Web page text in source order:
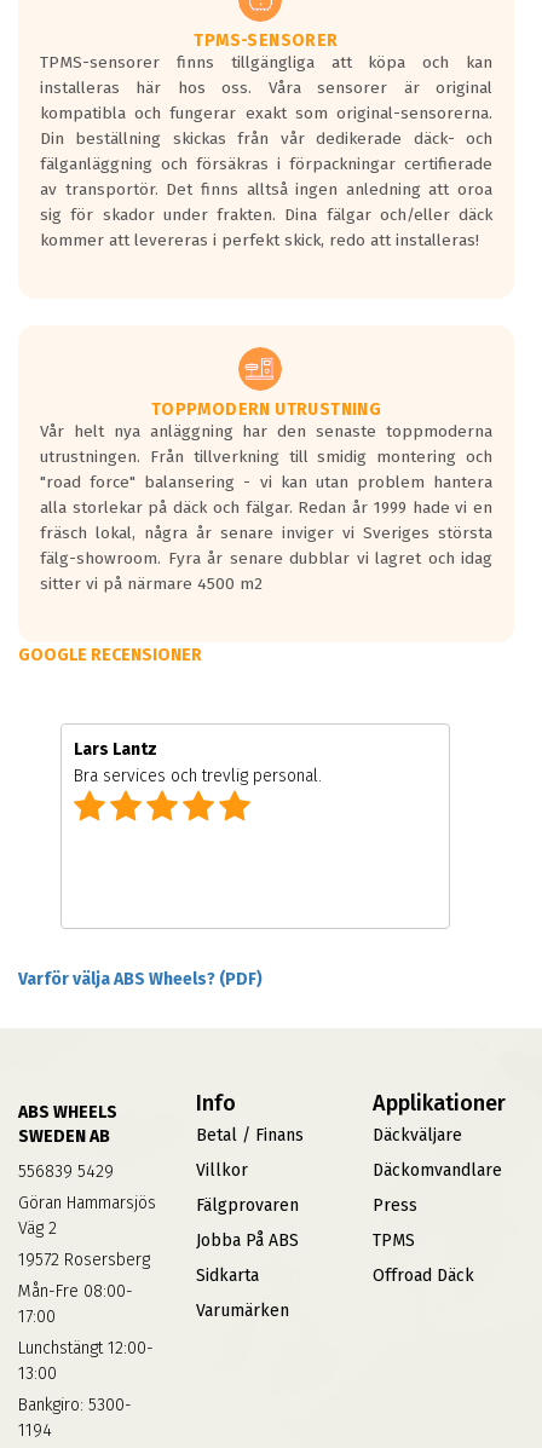
Ett däck med två svarta vågor är redan
godkända för år 2016 nya regelverk.
Ett däck med en svart våg kommer vara
minst tre decibel tystare än det
regelverk som börjar gälla 2016.
TPMS-SENSORER
TPMS-sensorer finns tillgängliga att köpa och kan
installeras här hos oss. Våra sensorer är original
kompatibla och fungerar exakt som original-sensorerna.
Din beställning skickas från vår dedikerade däck- och
fälganläggning och försäkras i förpackningar certifierade
av transportör. Det finns alltså ingen anledning att oroa
sig för skador under frakten. Dina fälgar och/eller däck
kommer att levereras i perfekt skick, redo att installeras!
TOPPMODERN UTRUSTNING
Vår helt nya anläggning har den senaste toppmoderna
utrustningen. Från tillverkning till smidig montering och
"road force" balansering - vi kan utan problem hantera
alla storlekar på däck och fälgar. Redan år 1999 hade vi en
fräsch lokal, några år senare inviger vi Sveriges största
fälg-showroom. Fyra år senare dubblar vi lagret och idag
sitter vi på närmare 4500 m2
GOOGLE RECENSIONER
Lars Lantz
Bra services och trevlig personal.
Varför välja ABS Wheels? (PDF)
ABS WHEELS
SWEDEN AB
556839 5429
Göran Hammarsjös
Väg 2
19572 Rosersberg
Mån-Fre 08:00-
17:00
Lunchstängt 12:00-
13:00
Bankgiro: 5300-
1194
Info
Betal / Finans
Villkor
Fälgprovaren
Jobba På ABS
Sidkarta
Varumärken
Applikationer
Däckväljare
Däckomvandlare
Press
TPMS
Offroad Däck